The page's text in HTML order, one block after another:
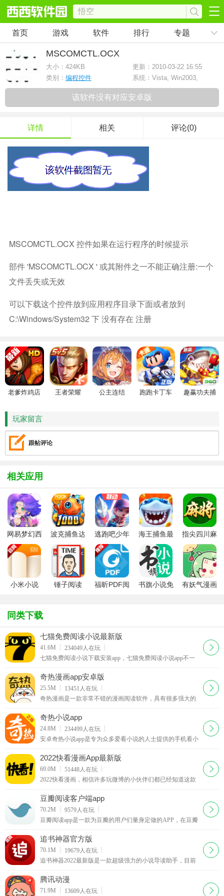
首页 游戏 软件 排行 专题
MSCOMCTL.OCX
大小： 424KB
更新：2010-03-22 16:55
类别： 编程控件
系统：Vista, Win2003,
该软件没有对应安卓版
详情 相关 评论(0)
MSCOMCTL.OCX 控件如果在运行程序的时候提示
部件 'MSCOMCTL.OCX ' 或其附件之一不能正确注册:一个
文件丢失或无效
可以下载这个控件放到应用程序目录下面或者放到
C:\windows/system32 下 没有存在 注册
老爹炸鸡店
王者荣耀 公主连结 跑跑卡丁车
趣赢功夫捕
玩家留言
跟帖评论
相关应用
网易梦幻西
游手游
波克捕鱼达
人千炮版
2022微信版
本
逃跑吧少年
九游版最新
版
海王捕鱼最
新版官方正
版
指尖四川麻
将app最新
版
小米小说
锤子阅读
福昕PDF阅
书旗小说免
有妖气漫画
同类下载
七猫免费阅读小说最新版
41.6M 234049人在玩
七猫免费阅读小说下载安装app，七猫免费阅读小说app不一
看的小说通过强大搜索引擎一键搜索即可，主要的是阅读小
说还能够获取红包现金奖励哦。
下载
奇热漫画app安卓版
25.5M 13451 人在玩
奇热漫画是一款非常不错的漫画阅读软件，具有很多强大的
源。平台拥有海量精彩漫画，官方正版漫画
下载
奇热小说app
24.8M 234499人在玩
安卓奇热小说app是专为众多爱看小说的人士提供的手机看小
喜欢小说的小伙伴不要错过，赶快下载奇热小说网手机版客
户端体验吧
下载
2022快看漫画App最新版
69.0M 51448人在玩
2022快看漫画，相信许多玩微博的小伙伴们都已经知道这款
样，只有试过才知道！
下载
豆瓣阅读客户端app
70.2M 9579人在玩
豆瓣阅读app是一款为豆瓣的用户们量身定做的APP，在豆瓣
品，而且目前书籍依然在持续增长中。
下载
追书神器官方版
70.1M 19679人在玩
追书神器2022最新版是一款超级强力的小说导读助手，目前
找自己喜欢的书籍。
下载
腾讯动漫
71.9M 13609人在玩 下载